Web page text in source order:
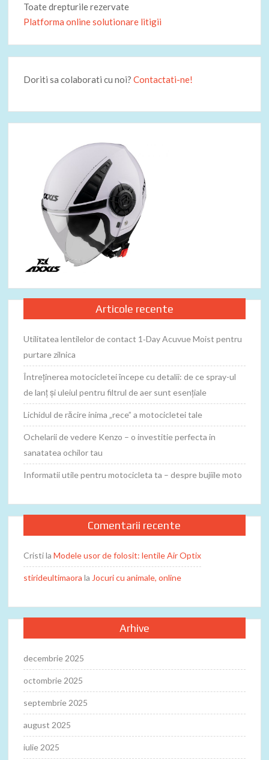
Toate drepturile rezervate
Platforma online solutionare litigii
Doriti sa colaborati cu noi?Contactati-ne!
Articole recente
Utilitatea lentilelor de contact 1‑Day Acuvue Moist pentru
purtare zilnica
Întreținerea motocicletei începe cu detalii: de ce spray-ul
de lanț și uleiul pentru filtrul de aer sunt esențiale
Lichidul de răcire inima „rece” a motocicletei tale
Ochelarii de vedere Kenzo – o investitie perfecta in
sanatatea ochilor tau
Informatii utile pentru motocicleta ta – despre bujiile moto
Comentarii recente
CristilaModele usor de folosit: lentile Air Optix
stirideultimaora la Jocuri cu animale, online
Arhive
decembrie 2025
octombrie 2025
septembrie 2025
august 2025
iulie 2025